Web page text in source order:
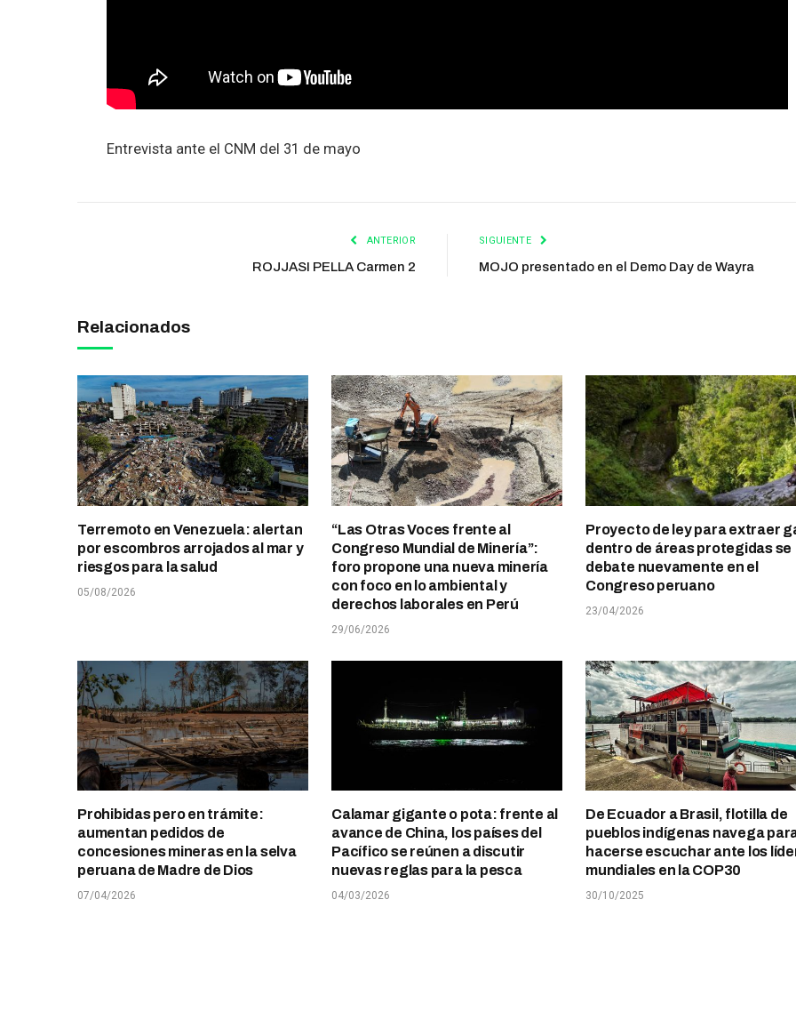
Entrevista ante el CNM del 31 de mayo
ANTERIOR
ROJJASI PELLA Carmen 2
SIGUIENTE
MOJO presentado en el Demo Day de Wayra
Relacionados
Terremoto en Venezuela: alertan
por escombros arrojados al mar y
riesgos para la salud
05/08/2026
“Las Otras Voces frente al
Congreso Mundial de Minería”:
foro propone una nueva minería
con foco en lo ambiental y
derechos laborales en Perú
29/06/2026
Proyecto de ley para extraer
dentro de áreas protegidas se
debate nuevamente en el
Congreso peruano
23/04/2026
Prohibidas pero en trámite:
aumentan pedidos de
concesiones mineras en la selva
peruana de Madre de Dios
07/04/2026
Calamar gigante o pota: frente al
avance de China, los países del
Pacífico se reúnen a discutir
nuevas reglas para la pesca
04/03/2026
De Ecuador a Brasil, flotilla de
pueblos indígenas navega
hacerse escuchar ante los
mundiales en la COP30
30/10/2025